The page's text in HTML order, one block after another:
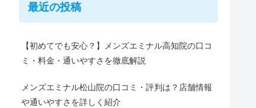
最近の投稿
【初めてでも安心？】メンズエミナル高知院の口コ
ミ・料金・通いやすさを徹底解説
メンズエミナル松山院の口コミ・評判は？店舗情報
や通いやすさを詳しく紹介